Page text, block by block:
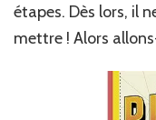
étapes. Dès lors, il
mettre ! Alors